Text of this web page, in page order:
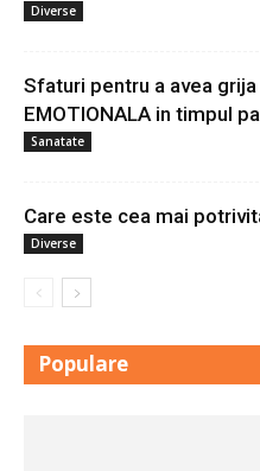
Diverse
Sfaturi pentru a avea
EMOTIONALA in timpul
Sanatate
Care este cea mai
Diverse
Populare